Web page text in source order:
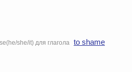
she/it) для глагола to shame